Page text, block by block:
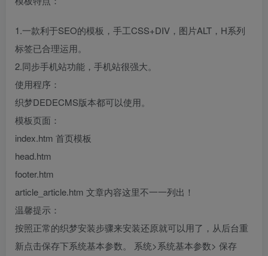
1.一款利于SEO的模板，手工CSS+DIV，图片ALT，H系列
标签已合理运用。
2.同步手机站功能，手机站很强大。
使用程序：
织梦DEDECMS版本都可以使用。
模板页面：
index.htm 首页模板
head.htm
footer.htm
article_article.htm 文章内容这里不一一列出！
温馨提示：
按照正常的织梦安装步骤来安装还原就可以用了，从后台重
新点击保存下系统基本参数。 系统>系统基本参数> 保存